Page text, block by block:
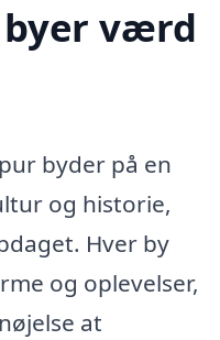
værd
byder på en
og historie,
Hver by
og oplevelser,
at